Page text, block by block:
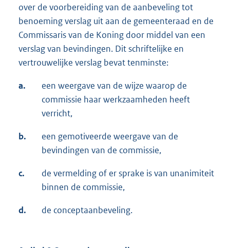
over de voorbereiding van de aanbeveling tot
benoeming verslag uit aan de gemeenteraad en de
Commissaris van de Koning door middel van een
verslag van bevindingen. Dit schriftelijke en
vertrouwelijke verslag bevat tenminste:
a.
een weergave van de wijze waarop de
commissie haar werkzaamheden heeft
verricht,
b.
een gemotiveerde weergave van de
bevindingen van de commissie,
c.
de vermelding of er sprake is van unanimiteit
binnen de commissie,
d. de conceptaanbeveling.